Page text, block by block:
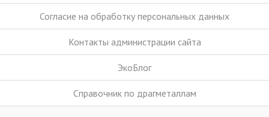
Согласие на обработку персональных данных
Контакты администрации сайта
ЭкоБлог
Справочник по драгметаллам